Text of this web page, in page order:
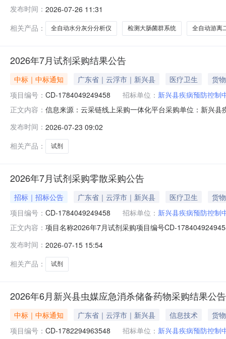
疾控中心8月实验室仪器市场调研需求表.doc新兴县疾病
发布时间： 2026-07-26 11:31
相关产品：
全自动水分灰分分析仪 检测大肠菌群系统 全自动游离
2026年7月试剂采购结果公告
中标｜中标通知 广东省｜云浮市｜新兴县 医疗卫生
货物
项目编号： CD-1784049249458 招标单位： 新兴县疾病预防控制
正文内容： 信息来源：云采链线上采购一体化平台采购单位：新兴
采购的结果公告如下：一、项目信息项目编号CD-
发布时间： 2026-07-23 09:02
相关产品：
试剂
2026年7月试剂采购零散采购公告
招标｜招标公告 广东省｜云浮市｜新兴县 医疗卫生
货物
项目编号： CD-1784049249458 招标单位： 新兴县疾病预防控制
正文内容： 项目名称2026年7月试剂采购项目编号CD-
税是成交方式最低价成交法报价次数1报价间隔无报价规
发布时间： 2026-07-15 15:54
相关产品：
试剂
2026年6月新兴县虫媒应急消杀储备药物采购结果公告
中标｜中标通知 广东省｜云浮市｜新兴县 信息技术
货物
项目编号： CD-1782294963548 招标单位： 新兴县疾病预防控制